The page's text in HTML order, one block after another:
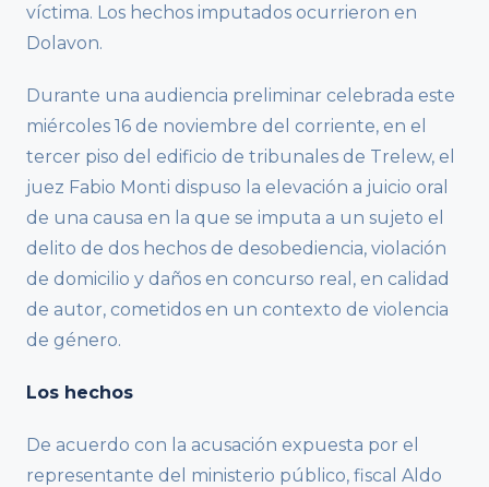
víctima. Los hechos imputados ocurrieron en
Dolavon.
Durante una audiencia preliminar celebrada este
miércoles 16 de noviembre del corriente, en el
tercer piso del edificio de tribunales de Trelew, el
juez Fabio Monti dispuso la elevación a juicio oral
de una causa en la que se imputa a un sujeto el
delito de dos hechos de desobediencia, violación
de domicilio y daños en concurso real, en calidad
de autor, cometidos en un contexto de violencia
de género.
Los hechos
De acuerdo con la acusación expuesta por el
representante del ministerio público, fiscal Aldo